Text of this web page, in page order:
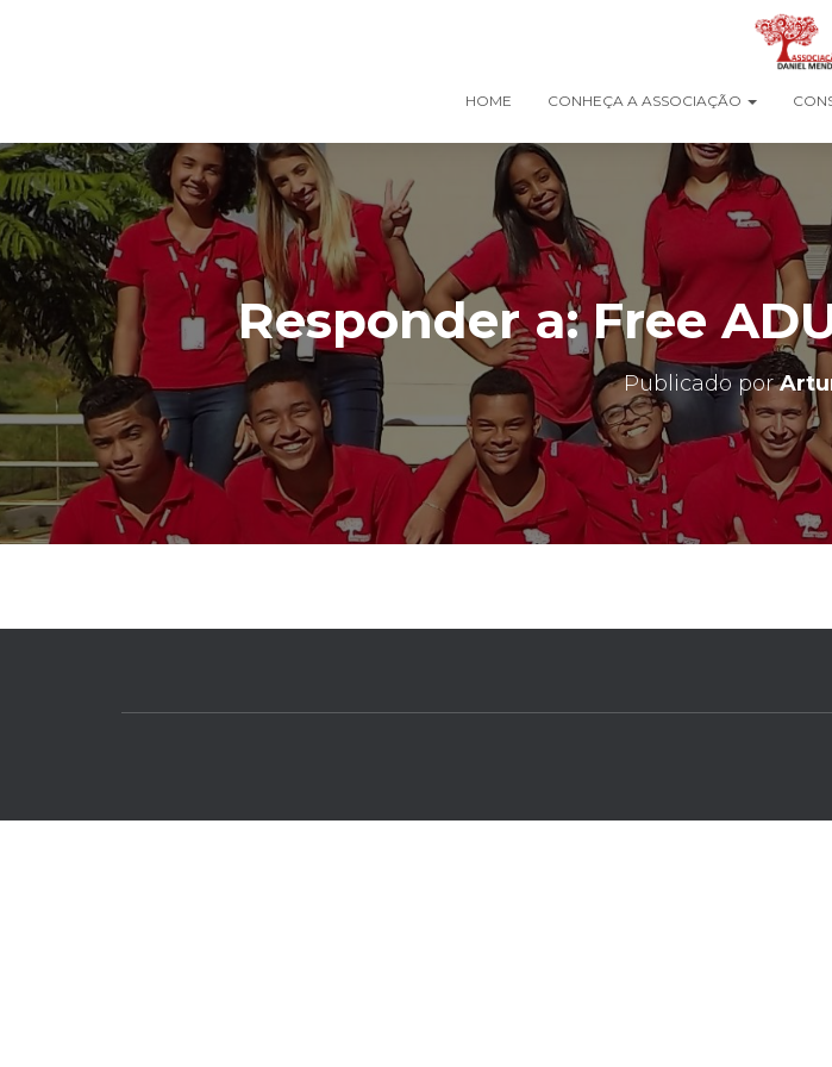
HOME CONHEÇA A ASSOCIAÇÃO
Responder a: Free
Publicado por